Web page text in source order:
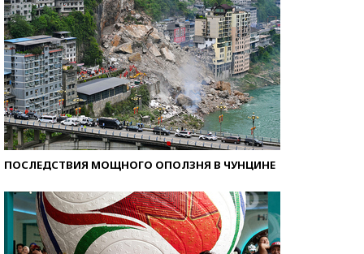
ПОСЛЕДСТВИЯ МОЩНОГО ОПОЛЗНЯ В ЧУНЦИНЕ